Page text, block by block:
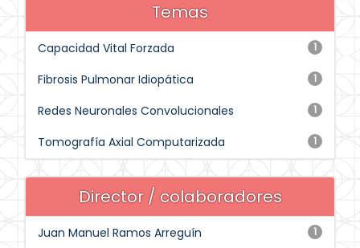
Temas
1
Capacidad Vital Forzada
1
Fibrosis Pulmonar Idiopática
1
Redes Neuronales Convolucionales
1
Tomografía Axial Computarizada
Director / colaboradores
1
Juan Manuel Ramos Arreguín